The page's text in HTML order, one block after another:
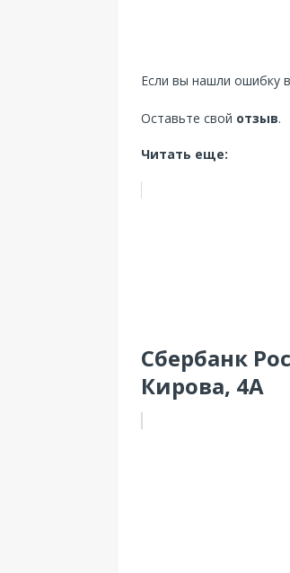
Если вы нашли ошибку
Оставьте свой отзыв.
Читать еще:
Сбербанк
Кирова, 4А